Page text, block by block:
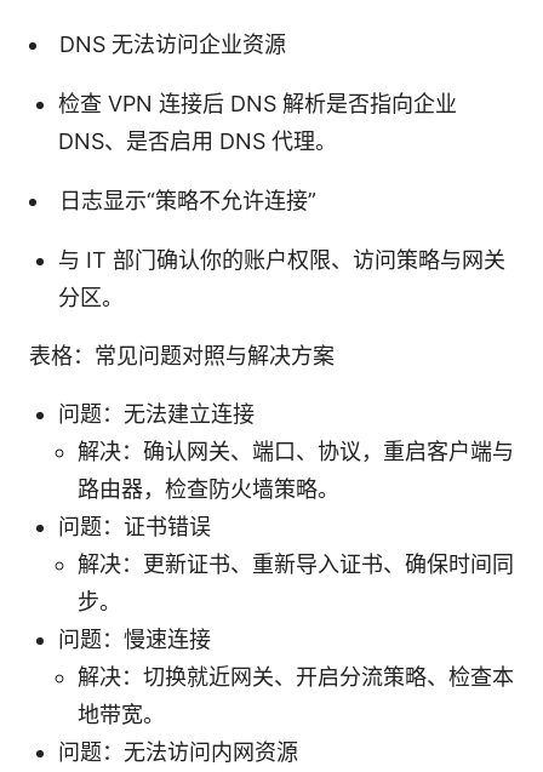
DNS 无法访问企业资源
检查 VPN 连接后 DNS 解析是否指向企业
DNS、是否启用 DNS 代理。
日志显示“策略不允许连接”
与 IT 部门确认你的账户权限、访问策略与网关
分区。
表格：常见问题对照与解决方案
问题：无法建立连接
解决：确认网关、端口、协议，重启客户端与
路由器，检查防火墙策略。
问题：证书错误
解决：更新证书、重新导入证书、确保时间同
步。
问题：慢速连接
解决：切换就近网关、开启分流策略、检查本
地带宽。
问题：无法访问内网资源